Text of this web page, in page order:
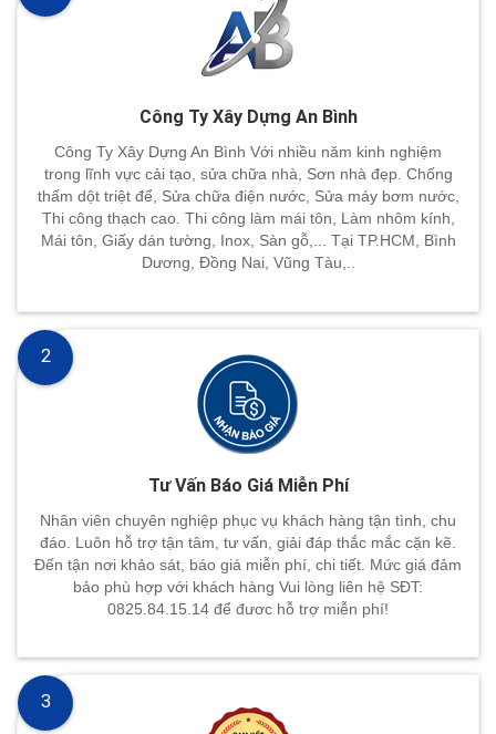
Công Ty Xây Dựng An Bình
Công Ty Xây Dựng An Bình Với nhiều năm kinh nghiệm
trong lĩnh vực cải tạo, sửa chữa nhà, Sơn nhà đẹp. Chống
thấm dột triệt để, Sửa chữa điện nước, Sửa máy bơm nước,
Thi công thạch cao. Thi công làm mái tôn, Làm nhôm kính,
Mái tôn, Giấy dán tường, Inox, Sàn gỗ,... Tại TP.HCM, Bình
Dương, Đồng Nai, Vũng Tàu,..
Tư Vấn Báo Giá Miễn Phí
Nhân viên chuyên nghiệp phục vụ khách hàng tận tình, chu
đáo. Luôn hỗ trợ tận tâm, tư vấn, giải đáp thắc mắc cặn kẽ.
Đến tận nơi khảo sát, báo giá miễn phí, chi tiết. Mức giá đảm
bảo phù hợp với khách hàng Vui lòng liên hệ SĐT:
0825.84.15.14 để đươc hỗ trợ miễn phí!
2
3